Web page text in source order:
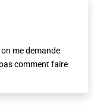
me demande
comment faire